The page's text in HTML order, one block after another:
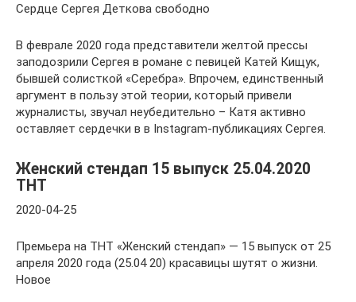
Сердце Сергея Деткова свободно
В феврале 2020 года представители желтой прессы
заподозрили Сергея в романе с певицей Катей Кищук,
бывшей солисткой «Серебра». Впрочем, единственный
аргумент в пользу этой теории, который привели
журналисты, звучал неубедительно – Катя активно
оставляет сердечки в в Instagram-публикациях Сергея.
Женский стендап 15 выпуск 25.04.2020
ТНТ
2020-04-25
Премьера на ТНТ «Женский стендап» — 15 выпуск от 25
апреля 2020 года (25.04 20) красавицы шутят о жизни.
Новое